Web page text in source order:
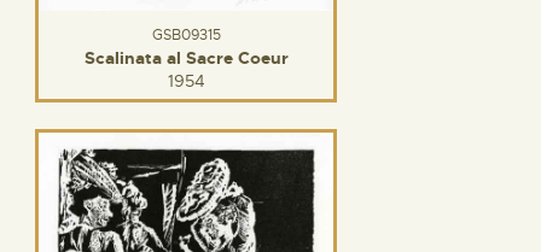
GSB09315
Scalinata al Sacre Coeur
1954